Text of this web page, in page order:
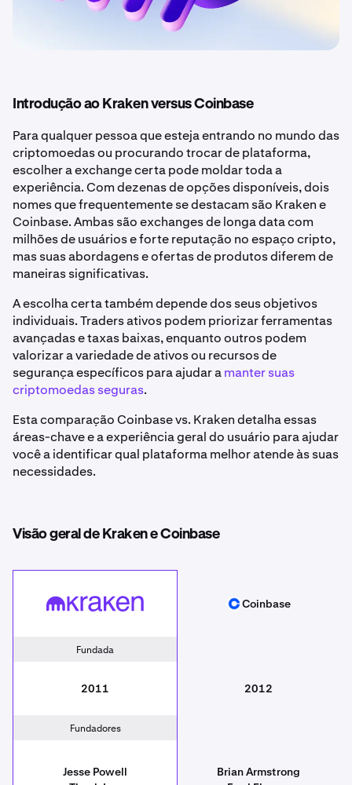
Introdução ao Kraken versus Coinbase
Para qualquer pessoa que esteja entrando no mundo das
criptomoedas ou procurando trocar de plataforma,
escolher a exchange certa pode moldar toda a
experiência. Com dezenas de opções disponíveis, dois
nomes que frequentemente se destacam são Kraken e
Coinbase. Ambas são exchanges de longa data com
milhões de usuários e forte reputação no espaço cripto,
mas suas abordagens e ofertas de produtos diferem de
maneiras significativas.
A escolha certa também depende dos seus objetivos
individuais. Traders ativos podem priorizar ferramentas
avançadas e taxas baixas, enquanto outros podem
valorizar a variedade de ativos ou recursos de
segurança específicos para ajudar amanter suas
criptomoedas seguras.
Esta comparação Coinbase vs. Kraken detalha essas
áreas-chave e a experiência geral do usuário para ajudar
você a identificar qual plataforma melhor atende às suas
necessidades.
Visão geral de Kraken e Coinbase
Kraken Coinbase
Coinbase
Fundada
2011 2012
Fundadores
Jesse Powell
Brian Armstrong